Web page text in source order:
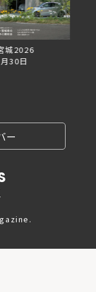
海道VOL.153
27日
ー